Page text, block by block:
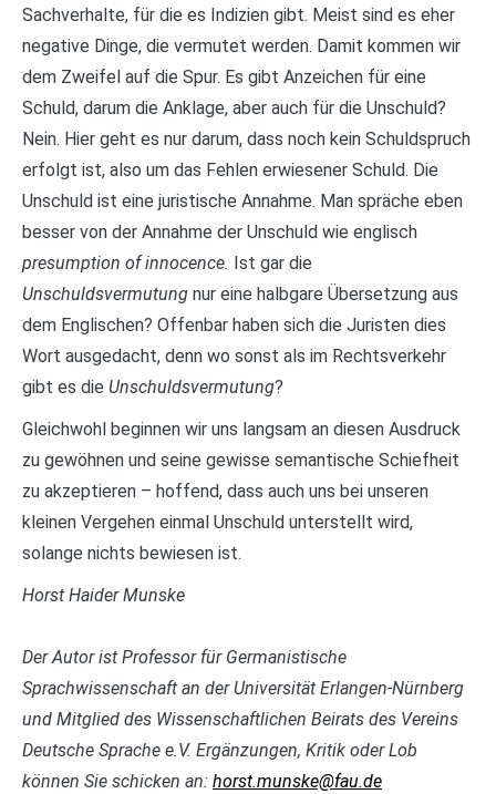
Sachverhalte, für die es Indizien gibt. Meist sind es eher
negative Dinge, die vermutet werden. Damit kommen wir
dem Zweifel auf die Spur. Es gibt Anzeichen für eine
Schuld, darum die Anklage, aber auch für die Unschuld?
Nein. Hier geht es nur darum, dass noch kein Schuldspruch
erfolgt ist, also um das Fehlen erwiesener Schuld. Die
Unschuld ist eine juristische Annahme. Man spräche eben
besser von der Annahme der Unschuld wie englisch
presumption of innocence. Ist gar die
Unschuldsvermutung nur eine halbgare Übersetzung aus
dem Englischen? Offenbar haben sich die Juristen dies
Wort ausgedacht, denn wo sonst als im Rechtsverkehr
gibt es die Unschuldsvermutung?
Gleichwohl beginnen wir uns langsam an diesen Ausdruck
zu gewöhnen und seine gewisse semantische Schiefheit
zu akzeptieren – hoffend, dass auch uns bei unseren
kleinen Vergehen einmal Unschuld unterstellt wird,
solange nichts bewiesen ist.
Horst Haider Munske
Der Autor ist Professor für Germanistische
Sprachwissenschaft an der Universität Erlangen-Nürnberg
und Mitglied des Wissenschaftlichen Beirats des Vereins
Deutsche Sprache e.V. Ergänzungen, Kritik oder Lob
können Sie schicken an: horst.munske@fau.de